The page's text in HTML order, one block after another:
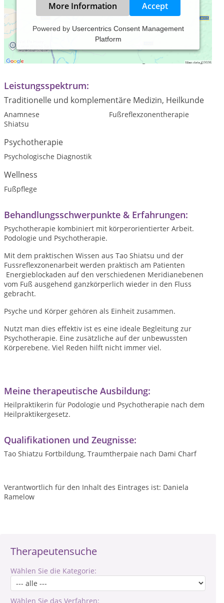
Therapeutensuche
Wählen Sie die Kategorie:
Wählen Sie das Verfahren:
More Information Accept
Powered by Usercentrics Consent Management
Platform
Praxiszeiten:
Mo/Mi/Fr ab 14.00 Uhr nach Vereinbarung , auch online Mgl.
Leistungsspektrum:
Traditionelle und komplementäre Medizin, Heilkunde
Anamnese
Fußreflexzonentherapie
Shiatsu
Psychotherapie
Psychologische Diagnostik
Wellness
Fußpflege
Behandlungsschwerpunkte & Erfahrungen:
Psychotherapie kombiniert mit körperorientierter Arbeit.
Podologie und Psychotherapie.
Mit dem praktischen Wissen aus Tao Shiatsu und der
Fussreflexzonenarbeit werden praktisch am Patienten
Energieblockaden auf den verschiedenen Meridianebenen
vom Fuß ausgehend ganzkörperlich wieder in den Fluss
gebracht.
Psyche und Körper gehören als Einheit zusammen.
Nutzt man dies effektiv ist es eine ideale Begleitung zur
Psychotherapie. Eine zusätzliche auf der unbewussten
Körperebene. Viel Reden hilft nicht immer viel.
Meine therapeutische Ausbildung:
Heilpraktikerin für Podologie und Psychotherapie nach dem
Heilpraktikergesetz.
Qualifikationen und Zeugnisse:
Tao Shiatzu Fortbildung, Traumtherpaie nach Dami Charf
Verantwortlich für den Inhalt des Eintrages ist: Daniela
Ramelow